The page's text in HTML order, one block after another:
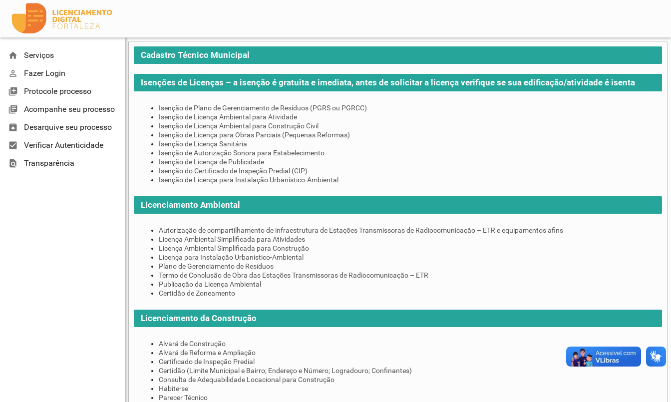
home Serviços
perm_identity Fazer Login
library_add Protocole processo
library_books Acompanhe seu processo
unarchive Desarquive seu processo
check_box Verificar Autenticidade
find_in_page Transparência
Cadastro Técnico Municipal
Isenções de Licenças – a isenção é gratuita e imediata, antes de solicitar a licença verifique se sua edificação/atividade é isenta
Isenção de Plano de Gerenciamento de Resíduos (PGRS ou PGRCC)
Isenção de Licença Ambiental para Atividade
Isenção de Licença Ambiental para Construção Civil
Isenção de Licença para Obras Parciais (Pequenas Reformas)
Isenção de Licença Sanitária
Isenção de Autorização Sonora para Estabelecimento
Isenção de Licença de Publicidade
Isenção do Certificado de Inspeção Predial (CIP)
Isenção de Licença para Instalação Urbanístico-Ambiental
Licenciamento Ambiental
Autorização de compartilhamento de infraestrutura de Estações Transmissoras de Radiocomunicação – ETR e equipamentos afins
Licença Ambiental Simplificada para Atividades
Licença Ambiental Simplificada para Construção
Licença para Instalação Urbanístico-Ambiental
Plano de Gerenciamento de Resíduos
Termo de Conclusão de Obra das Estações Transmissoras de Radiocomunicação – ETR
Publicação da Licença Ambiental
Certidão de Zoneamento
Licenciamento da Construção
Alvará de Construção
Alvará de Reforma e Ampliação
Certificado de Inspeção Predial
Certidão (Limite Municipal e Bairro; Endereço e Número; Logradouro; Confinantes)
Consulta de Adequabilidade Locacional para Construção
Habite-se
Parecer Técnico